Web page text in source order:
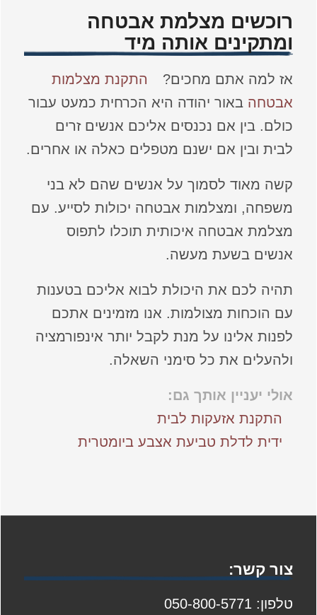
רוכשים מצלמת אבטחה
ומתקינים אותה מיד
אז למה אתם מחכים?
התקנת מצלמות
אבטחה באור יהודה היא הכרחית כמעט עבור
כולם. בין אם נכנסים אליכם אנשים זרים
לבית ובין אם ישנם מטפלים כאלה או אחרים.
קשה מאוד לסמוך על אנשים שהם לא בני
משפחה, ומצלמות אבטחה יכולות לסייע. עם
מצלמת אבטחה איכותית תוכלו לתפוס
אנשים בשעת מעשה.
תהיה לכם את היכולת לבוא אליכם בטענות
עם הוכחות מצולמות. אנו מזמינים אתכם
לפנות אלינו על מנת לקבל יותר אינפורמציה
ולהעלים את כל סימני השאלה.
אולי יעניין אותך גם:
התקנת אזעקות לבית
ידית לדלת טביעת אצבע ביומטרית
צור קשר:
טלפון: 050-800-5771